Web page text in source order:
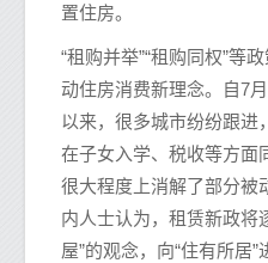
置住房。
“租购并举”“租购同权”等
动住房消费新理念。自7
以来，很多城市纷纷跟进
在子女入学、税收等方面
很大程度上消解了部分被
内人士认为，租赁新政将
屋”的观念，向“住有所居”